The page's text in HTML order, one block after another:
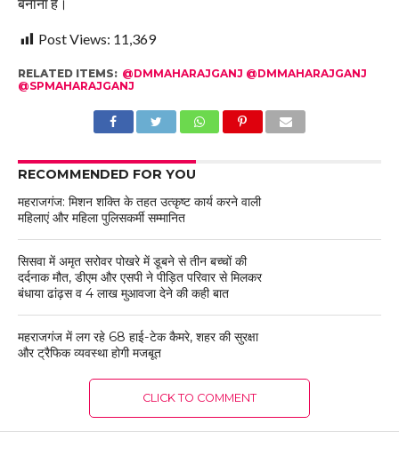
बनाना है।
Post Views: 11,369
RELATED ITEMS: @DMMAHARAJGANJ @DMMAHARAJGANJ
@SPMAHARAJGANJ
RECOMMENDED FOR YOU
महराजगंज: मिशन शक्ति के तहत उत्कृष्ट कार्य करने वाली
महिलाएं और महिला पुलिसकर्मी सम्मानित
सिसवा में अमृत सरोवर पोखरे में डूबने से तीन बच्चों की
दर्दनाक मौत, डीएम और एसपी ने पीड़ित परिवार से मिलकर
बंधाया ढांढ़स व 4 लाख मुआवजा देने की कही बात
महराजगंज में लग रहे 68 हाई-टेक कैमरे, शहर की सुरक्षा
और ट्रैफिक व्यवस्था होगी मजबूत
CLICK TO COMMENT